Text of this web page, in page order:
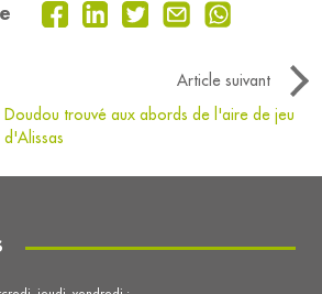
Article suivant
Doudou trouvé aux abords de l'aire de jeu
d'Alissas